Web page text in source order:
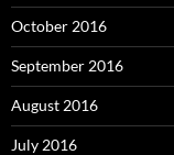
October 2016
September 2016
August 2016
July 2016